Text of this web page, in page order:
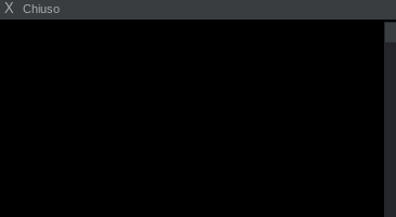
X Chiuso